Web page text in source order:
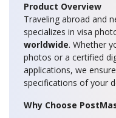
Product Overview
Traveling abroad and
specializes in visa
worldwide. Whether
photos or a certified
applications, we
specifications of your
Why Choose